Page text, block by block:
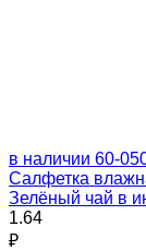
в наличии 60-
Салфетка
Зелёный чай в
1.64
₽